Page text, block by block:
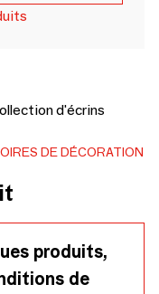
d'écrins
DE DÉCORATION
produits,
de